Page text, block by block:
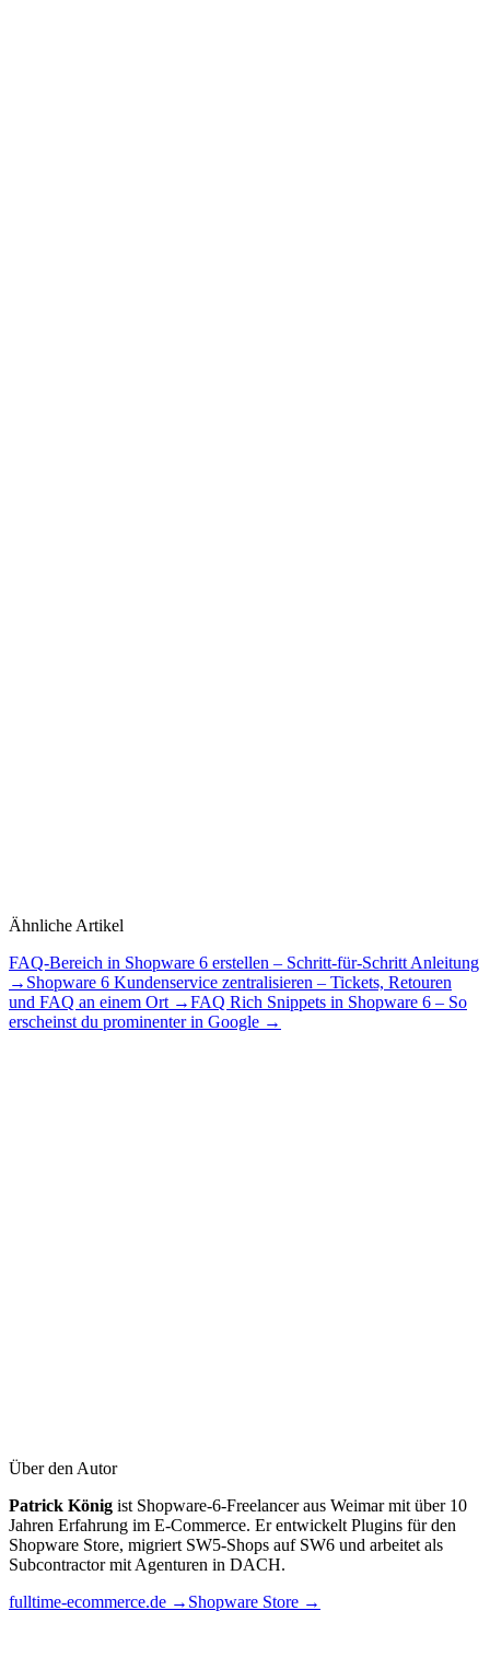
Ähnliche Artikel
FAQ-Bereich in Shopware 6 erstellen – Schritt-für-Schritt Anleitung
→ Shopware 6 Kundenservice zentralisieren – Tickets, Retouren
und FAQ an einem Ort →FAQ Rich Snippets in Shopware 6 – So
erscheinst du prominenter in Google →
Kundenservice Center Pro im Shopware Store ansehen →
Über den Autor
Patrick König ist Shopware-6-Freelancer aus Weimar mit über 10
Jahren Erfahrung im E-Commerce. Er entwickelt Plugins für den
Shopware Store, migriert SW5-Shops auf SW6 und arbeitet als
Subcontractor mit Agenturen in DACH.
fulltime-ecommerce.de → Shopware Store →